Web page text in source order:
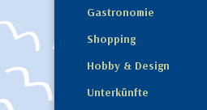
Gastronomie
Shopping
Hobby & Design
Unterkünfte